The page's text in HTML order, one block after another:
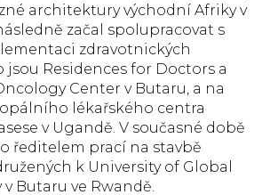
architektury východní Afriky v
začal spolupracovat s
zdravotnických
jsou Residences for Doctors a
Center v Butaru, a na
lékařského centra
v Ugandě. V současné době
ředitelem prací na stavbě
k University of Global
Butaru ve Rwandě.